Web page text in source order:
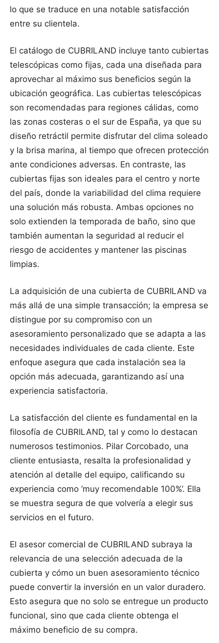
lo que se traduce en una notable satisfacción
entre su clientela.
El catálogo de CUBRILAND incluye tanto cubiertas
telescópicas como fijas, cada una diseñada para
aprovechar al máximo sus beneficios según la
ubicación geográfica. Las cubiertas telescópicas
son recomendadas para regiones cálidas, como
las zonas costeras o el sur de España, ya que su
diseño retráctil permite disfrutar del clima soleado
y la brisa marina, al tiempo que ofrecen protección
ante condiciones adversas. En contraste, las
cubiertas fijas son ideales para el centro y norte
del país, donde la variabilidad del clima requiere
una solución más robusta. Ambas opciones no
solo extienden la temporada de baño, sino que
también aumentan la seguridad al reducir el
riesgo de accidentes y mantener las piscinas
limpias.
La adquisición de una cubierta de CUBRILAND va
más allá de una simple transacción; la empresa se
distingue por su compromiso con un
asesoramiento personalizado que se adapta a las
necesidades individuales de cada cliente. Este
enfoque asegura que cada instalación sea la
opción más adecuada, garantizando así una
experiencia satisfactoria.
La satisfacción del cliente es fundamental en la
filosofía de CUBRILAND, tal y como lo destacan
numerosos testimonios. Pilar Corcobado, una
cliente entusiasta, resalta la profesionalidad y
atención al detalle del equipo, calificando su
experiencia como ‘muy recomendable 100%’. Ella
se muestra segura de que volvería a elegir sus
servicios en el futuro.
El asesor comercial de CUBRILAND subraya la
relevancia de una selección adecuada de la
cubierta y cómo un buen asesoramiento técnico
puede convertir la inversión en un valor duradero.
Esto asegura que no solo se entregue un producto
funcional, sino que cada cliente obtenga el
máximo beneficio de su compra.